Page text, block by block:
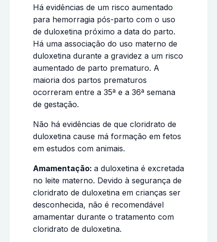
Há evidências de um risco aumentado
para hemorragia pós-parto com o uso
de duloxetina próximo a data do parto.
Há uma associação do uso materno de
duloxetina durante a gravidez a um risco
aumentado de parto prematuro. A
maioria dos partos prematuros
ocorreram entre a 35ª e a 36ª semana
de gestação.
Não há evidências de que cloridrato de
duloxetina cause má formação em fetos
em estudos com animais.
Amamentação: a duloxetina é excretada
no leite materno. Devido à segurança de
cloridrato de duloxetina em crianças ser
desconhecida, não é recomendável
amamentar durante o tratamento com
cloridrato de duloxetina.